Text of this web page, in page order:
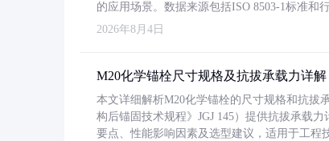
的应用场景。数据来源包括ISO 8503-1标准和
2026年8月4日
M20化学锚栓尺寸规格及抗拔承载力详解
本文详细解析M20化学锚栓的尺寸规格和抗拔
构后锚固技术规程》JGJ 145）提供抗拔承载
要点、性能影响因素及选型建议，适用于工程